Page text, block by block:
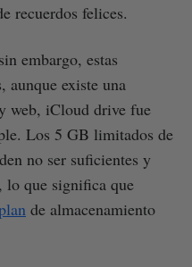
recuerdos felices.
embargo, estas
aunque existe una
web, iCloud drive fue
Los 5 GB limitados de
no ser suficientes y
lo que significa que
de almacenamiento